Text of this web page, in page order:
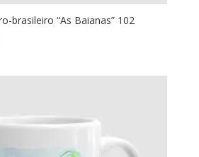
brasileiro “As Baianas” 102